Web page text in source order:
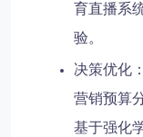
育直播系
验。
决策优化
营销预算
基于强化